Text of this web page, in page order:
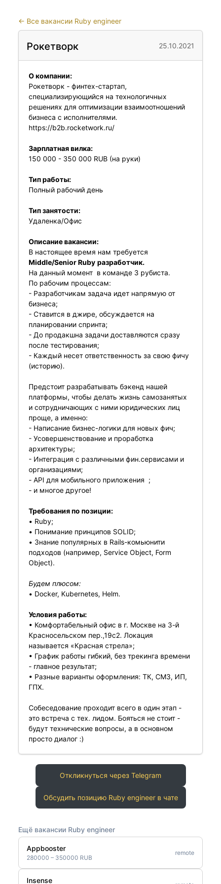
← Все вакансии Ruby engineer
Рокетворк 25.10.2021
О компании:
Рокетворк - финтех-стартап,
специализирующийся на технологичных
решениях для оптимизации взаимоотношений
бизнеса с исполнителями.
https://b2b.rocketwork.ru/
Зарплатная вилка:
150 000 - 350 000 RUB (на руки)
Тип работы:
Полный рабочий день
Тип занятости:
Удаленка/Офис
Описание вакансии:
В настоящее время нам требуется
Middle/Senior Ruby разработчик.
На данный момент в команде 3 рубиста.
По рабочим процессам:
- Разработчикам задача идет напрямую от
бизнеса;
- Ставится в джире, обсуждается на
планировании спринта;
- До продакшна задачи доставляются сразу
после тестирования;
- Каждый несет ответственность за свою фичу
(историю).
Предстоит разрабатывать бэкенд нашей
платформы, чтобы делать жизнь самозанятых
и сотрудничающих с ними юридических лиц
проще, а именно:
- Написание бизнес-логики для новых фич;
- Усовершенствование и проработка
архитектуры;
- Интеграция с различными фин.сервисами и
организациями;
- API для мобильного приложения ;
- и многое другое!
Требования по позиции:
• Ruby;
• Понимание принципов SOLID;
• Знание популярных в Rails-комьюнити
подходов (например, Service Object, Form
Object).
Будем плюсом:
• Docker, Kubernetes, Helm.
Условия работы:
• Комфортабельный офис в г. Москве на 3-й
Красносельском пер.,19с2. Локация
называется «Красная стрела»;
• График работы гибкий, без трекинга времени
- главное результат;
• Разные варианты оформления: ТК, СМЗ, ИП,
ГПХ.
Собеседование проходит всего в один этап -
это встреча с тех. лидом. Бояться не стоит -
будут технические вопросы, а в основном
просто диалог :)
Откликнуться через Telegram
Обсудить позицию Ruby engineer в чате
Ещё вакансии Ruby engineer
Appbooster
280000 – 350000 RUB
remote
Insense